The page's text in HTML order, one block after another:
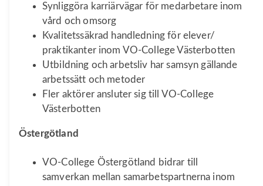
Synliggöra karriärvägar för medarbetare inom
vård och omsorg
Kvalitetssäkrad handledning för elever/
praktikanter inom VO-College Västerbotten
Utbildning och arbetsliv har samsyn gällande
arbetssätt och metoder
Fler aktörer ansluter sig till VO-College
Västerbotten
Östergötland
VO-College Östergötland bidrar till
samverkan mellan samarbetspartnerna inom